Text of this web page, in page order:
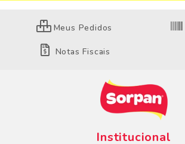
Meus Pedidos
Notas Fiscais
Institucional